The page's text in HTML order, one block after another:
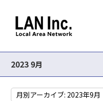
2023 9月
月別アーカイブ: 2023年9月